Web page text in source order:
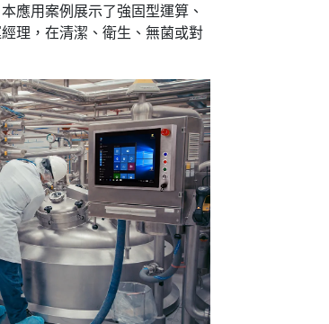
應用案例展示了強固型運算、
理，在清潔、衛生、無菌或對